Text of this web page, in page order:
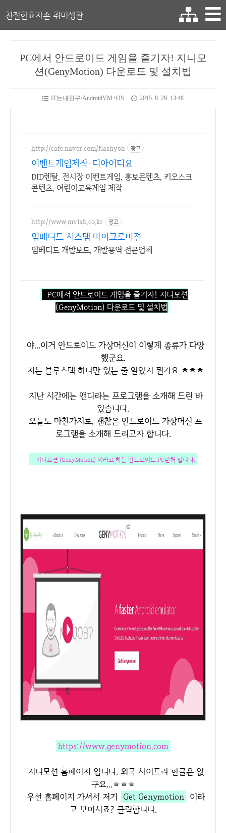
친절한효자손 취미생활
PC에서 안드로이드 게임을 즐기자! 지니모
션(GenyMotion) 다운로드 및 설치법
IT는내친구/AndroidVM+OS 2015. 8. 29. 13:48
http://cafe.naver.com/flashyoh 광고
이벤트게임제작-디아이디요
DID렌탈, 전시장 이벤트게임, 홍보콘텐츠, 키오스크
콘텐츠, 어린이교육게임 제작
http://www.mvlab.co.kr 광고
임베디드 시스템 마이크로비젼
임베디드 개발보드, 개발용역 전문업체
PC에서 안드로이드 게임을 즐기자! 지니모션
(GenyMotion) 다운로드 및 설치법
야...이거 안드로이드 가상머신이 이렇게 종류가 다양
했군요.
저는 블루스택 하나만 있는 줄 알았지 뭔가요 ㅎㅎㅎ
지난 시간에는 앤디라는 프로그램을 소개해 드린 바
있습니다.
오늘도 마찬가지로, 괜찮은 안드로이드 가상머신 프
로그램을 소개해 드리고자 합니다.
지니모션 (GenyMotion) 이라고 하는 안드로이드 PC런처 입니다.
https://www.genymotion.com
지니모션 홈페이지 입니다. 외국 사이트라 한글은 없
구요...ㅎㅎㅎ
우선 홈페이지 가셔서 저기 Get Genymotion 이라
고 보이시죠? 클릭합니다.